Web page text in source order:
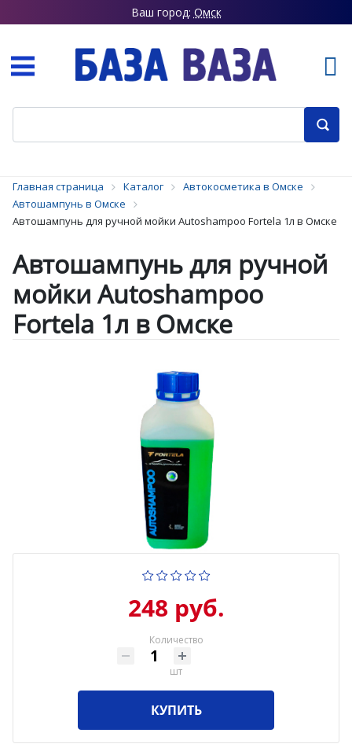
Ваш город: Омск
Главная страница Каталог
Автокосметика в Омске
Автошампунь в Омске
Автошампунь для ручной мойки Autoshampoo Fortela 1л в Омске
Автошампунь для ручной
мойки Autoshampoo
Fortela 1л в Омске
248 руб.
Количество
шт
КУПИТЬ